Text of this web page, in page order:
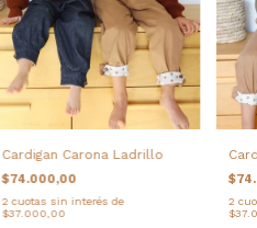
Cardigan Carona Ladrillo
$74.000,00
2 cuotas sin interés de
$37.000,00
2